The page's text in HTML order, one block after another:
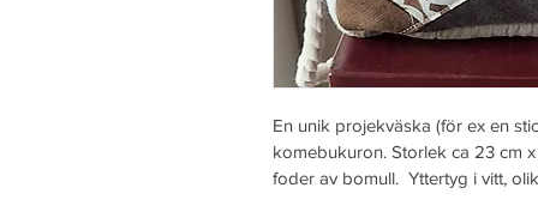
En unik projekväska (för ex en
komebukuron. Storlek ca 23 cm
foder av bomull.  Yttertyg i vitt,